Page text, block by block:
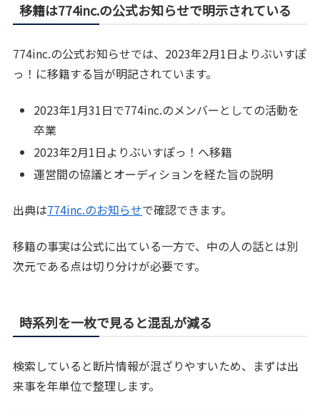
移籍は774inc.の公式お知らせで明示されている
774inc.の公式お知らせでは、2023年2月1日よりぶいすぽ
っ！に移籍する旨が明記されています。
2023年1月31日で774inc.のメンバーとしての活動を
卒業
2023年2月1日よりぶいすぽっ！へ移籍
運営間の協議とオーディションを経た旨の説明
出典は774inc.のお知らせで確認できます。
移籍の事実は公式に出ている一方で、中の人の話とは別
次元である点は切り分けが必要です。
時系列を一枚で見ると混乱が減る
検索していると断片情報が混ざりやすいため、まずは出
来事を年単位で整理します。